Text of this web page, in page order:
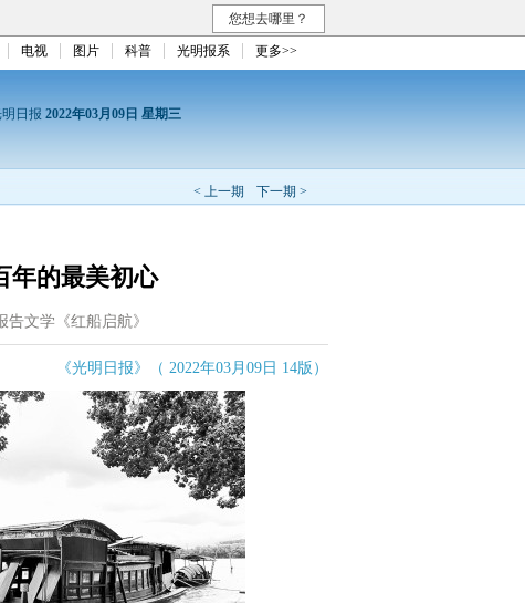
您想去哪里？
电视 图片 科普 光明报系 更多>>
日报 2022年03月09日 星期三
< 上一期 下一期 >
年的最美初心
文学《红船启航》
《光明日报》（ 2022年03月09日 14版）